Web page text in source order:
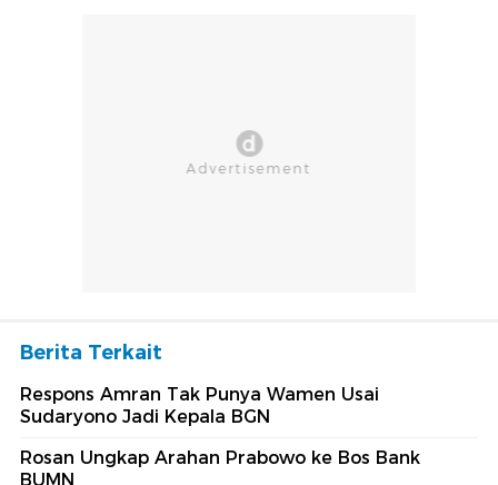
Berita Terkait
Respons Amran Tak Punya Wamen Usai
Sudaryono Jadi Kepala BGN
Rosan Ungkap Arahan Prabowo ke Bos Bank
BUMN